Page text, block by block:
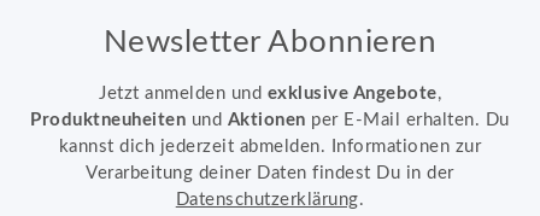
Newsletter Abonnieren
Jetzt anmelden und exklusive Angebote,
Produktneuheiten und Aktionen per E-Mail erhalten. Du
kannst dich jederzeit abmelden. Informationen zur
Verarbeitung deiner Daten findest Du in der
Datenschutzerklärung.